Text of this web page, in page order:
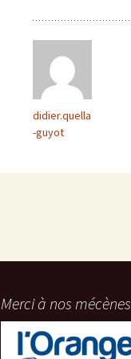
didier.quella
-guyot
Merci à nos mécènes